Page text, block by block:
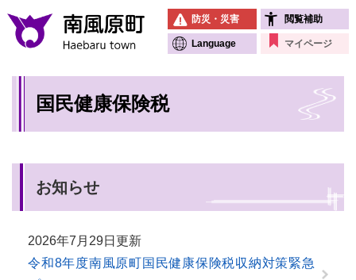
メニューを飛ばして本文へ
防災・災害 閲覧補助
Language マイページ
国民健康保険税
お知らせ
2026年7月29日更新
令和8年度南風原町国民健康保険税収納対策緊急